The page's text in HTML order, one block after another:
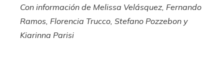
Con información de Melissa Velásquez, Fernando
Ramos, Florencia Trucco, Stefano Pozzebon y
Kiarinna Parisi